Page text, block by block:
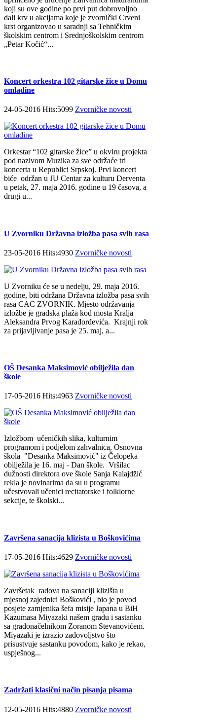
koji su ove godine po prvi put dobrovoljno
dali krv u akcijama koje je zvornički Crveni
krst organizovao u saradnji sa Tehničkim
školskim centrom i Srednjoškolskim centrom
„Petar Kočić“...
Koncert orkestra 102 gitarske žice u Domu
omladine
24-05-2016 Hits:5099 Zvorničke novosti
Orkestar “102 gitarske žice” u okviru projekta
pod nazivom Muzika za sve održaće tri
koncerta u Republici Srpskoj. Prvi koncert
biće održan u JU Centar za kulturu Derventa
u petak, 27. maja 2016. godine u 19 časova, a
drugi u...
U Zvorniku Državna izložba pasa svih rasa
23-05-2016 Hits:4930 Zvorničke novosti
U Zvorniku će se u nedelju, 29. maja 2016.
godine, biti održana Državna izložba pasa svih
rasa CAC ZVORNIK. Mjesto održavanja
izložbe je gradska plaža kod mosta Kralja
Aleksandra Prvog Karađorđevića. Krajnji rok
za prijavljivanje pasa je 25. maj, a...
OŠ Desanka Maksimović obilježila dan
škole
17-05-2016 Hits:4963 Zvorničke novosti
Izložbom učeničkih slika, kulturnim
programom i podjelom zahvalnica, Osnovna
škola "Desanka Maksimović" iz Čelopeka
obilježila je 16. maj - Dan škole. Vršilac
dužnosti direktora ove škole Sanja Kalajdžić
rekla je novinarima da su u programu
učestvovali učenici recitatorske i folklorne
sekcije, te školski...
Završena sanacija klizista u Boškovićima
17-05-2016 Hits:4629 Zvorničke novosti
Završetak radova na sanaciji klizišta u
mjesnoj zajednici Boškovići , bio je povod
posjete zamjenika šefa misije Japana u BiH
Kazumasa Miyazaki našem gradu i sastanku
sa gradonačelnikom Zoranom Stevanovićem.
Miyazaki je izrazio zadovoljstvo što
prisustvuje sastanku povodom, kako je rekao,
uspješnog...
Zadržati klasični način pisanja pisama
12-05-2016 Hits:4880 Zvorničke novosti